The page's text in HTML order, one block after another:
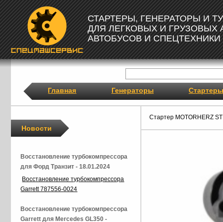
СТАРТЕРЫ, ГЕНЕРАТОРЫ И
ДЛЯ ЛЕГКОВЫХ И ГРУЗОВЫХ
АВТОБУСОВ И СПЕЦТЕХНИКИ
Главная Генераторы Стартеры
Стартер MOTORHERZ
Новости
Восстановление турбокомпрессора
для Форд Транзит - 18.01.2024
Восстановление турбокомпрессора
Garrett 787556-0024
Восстановление турбокомпрессора
Garrett для Mercedes GL350 -